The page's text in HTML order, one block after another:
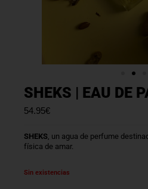
SHEKS | EAU DE
54.95€
SHEKS, un agua de perfume
física de amar.
Sin existencias